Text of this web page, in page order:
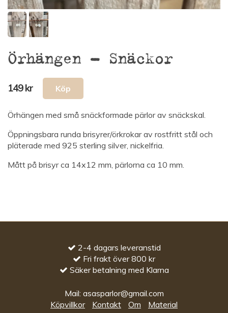
Örhängen – Snäckor
149 kr
Örhängen med små snäckformade pärlor av snäckskal.
Öppningsbara runda brisyrer/örkrokar av rostfritt stål och
pläterade med 925 sterling silver, nickelfria.
Mått på brisyr ca 14x12 mm, pärlorna ca 10 mm.
2-4 dagars leveranstid
Fri frakt över 800 kr
Säker betalning med Klarna
Mail: asasparlor@gmail.com
Köpvillkor
Kontakt Om Material